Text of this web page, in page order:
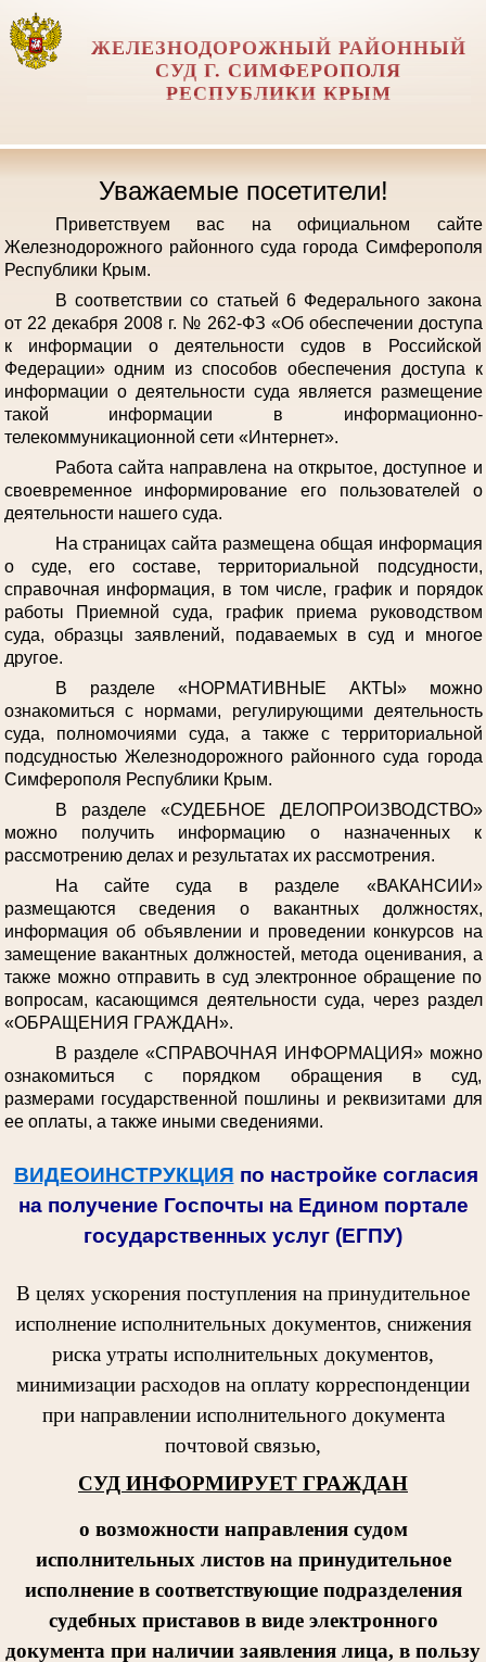
ЖЕЛЕЗНОДОРОЖНЫЙ РАЙОННЫЙ
СУД Г. СИМФЕРОПОЛЯ
РЕСПУБЛИКИ КРЫМ
Уважаемые посетители!
Приветствуем вас на официальном сайте
Железнодорожного районного суда города Симферополя
Республики Крым.
В соответствии со статьей 6 Федерального закона
от 22 декабря 2008 г. № 262-ФЗ «Об обеспечении доступа
к информации о деятельности судов в Российской
Федерации» одним из способов обеспечения доступа к
информации о деятельности суда является размещение
такой информации в информационно-
телекоммуникационной сети «Интернет».
Работа сайта направлена на открытое, доступное и
своевременное информирование его пользователей о
деятельности нашего суда.
На страницах сайта размещена общая информация
о суде, его составе, территориальной подсудности,
справочная информация, в том числе, график и порядок
работы Приемной суда, график приема руководством
суда, образцы заявлений, подаваемых в суд и многое
другое.
В разделе «НОРМАТИВНЫЕ АКТЫ» можно
ознакомиться с нормами, регулирующими деятельность
суда, полномочиями суда, а также с территориальной
подсудностью Железнодорожного районного суда города
Симферополя Республики Крым.
В разделе «СУДЕБНОЕ ДЕЛОПРОИЗВОДСТВО»
можно получить информацию о назначенных к
рассмотрению делах и результатах их рассмотрения.
На сайте суда в разделе «ВАКАНСИИ»
размещаются сведения о вакантных должностях,
информация об объявлении и проведении конкурсов на
замещение вакантных должностей, метода оценивания, а
также можно отправить в суд электронное обращение по
вопросам, касающимся деятельности суда, через раздел
«ОБРАЩЕНИЯ ГРАЖДАН».
В разделе «СПРАВОЧНАЯ ИНФОРМАЦИЯ» можно
ознакомиться с порядком обращения в суд,
размерами государственной пошлины и реквизитами для
ее оплаты, а также иными сведениями.
ВИДЕОИНСТРУКЦИЯ по настройке согласия
на получение Госпочты на Едином портале
государственных услуг (ЕГПУ)
В целях ускорения поступления на принудительное
исполнение исполнительных документов, снижения
риска утраты исполнительных документов,
минимизации расходов на оплату корреспонденции
при направлении исполнительного документа
почтовой связью,
СУД ИНФОРМИРУЕТ ГРАЖДАН
о возможности направления судом
исполнительных листов на принудительное
исполнение в соответствующие подразделения
судебных приставов в виде электронного
документа при наличии заявления лица, в пользу